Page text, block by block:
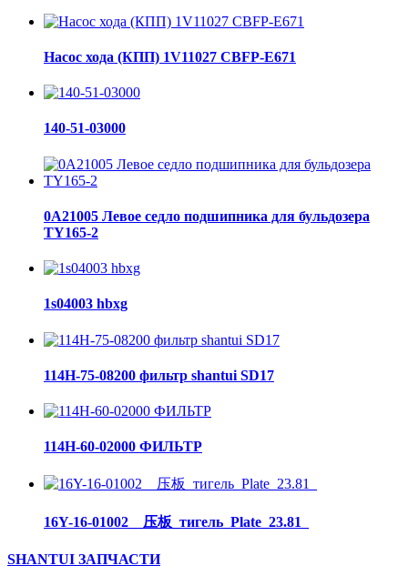
Насос хода (КПП) 1V11027 CBFP-E671
140-51-03000
0A21005 Левое седло подшипника для бульдозера
TY165-2
1s04003 hbxg
114H-75-08200 фильтр shantui SD17
114H-60-02000 ФИЛЬТР
16Y-16-01002__压板_тигель_Plate_23.81_
SHANTUI ЗАПЧАСТИ